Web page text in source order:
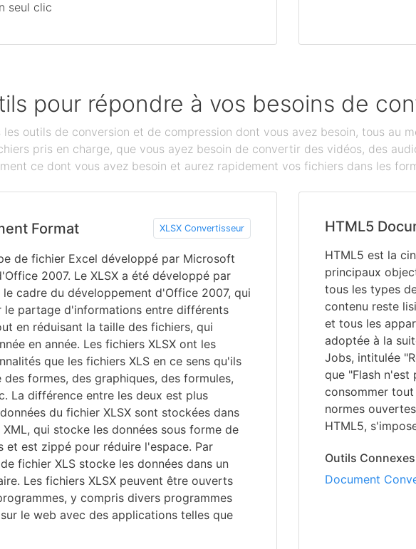
seul clic
pour répondre à vos besoins de
les outils de conversion et de compression dont vous avez besoin, tous au
pris en charge, que vous ayez besoin de convertir des vidéos, des
ce dont vous avez besoin et aurez rapidement vos fichiers dans les
Format XLSX Convertisseur
de fichier Excel développé par Microsoft
2007. Le XLSX a été développé par
cadre du développement d'Office 2007, qui
le partage d'informations entre différents
en réduisant la taille des fichiers, qui
en année. Les fichiers XLSX ont les
que les fichiers XLS en ce sens qu'ils
des formes, des graphiques, des formules,
La différence entre les deux est plus
du fichier XLSX sont stockées dans
qui stocke les données sous forme de
et est zippé pour réduire l'espace. Par
fichier XLS stocke les données dans un
Les fichiers XLSX peuvent être ouverts
y compris divers programmes
le web avec des applications telles que
HTML5
HTML5 est la
principaux
tous les types
contenu reste
et tous les
adoptée à la
Jobs, intitulée
que "Flash n'est
consommer
normes
HTML5,
Outils Connexes
Document